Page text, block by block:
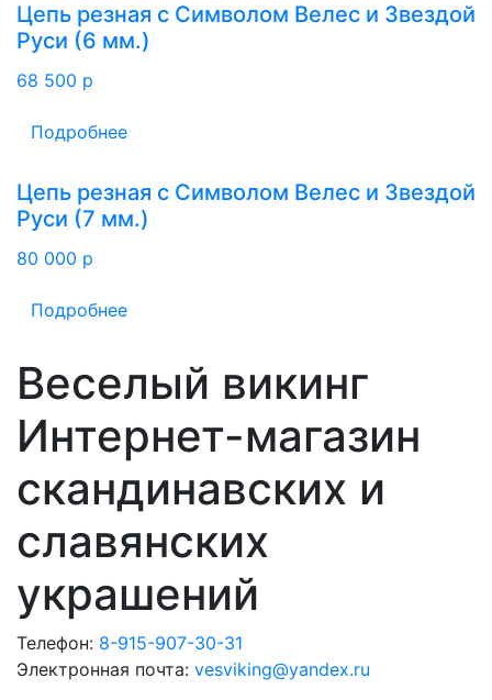
Цепь резная с Символом Велес и Звездой
Руси (6 мм.)
68 500 p
Подробнее
Цепь резная с Символом Велес и Звездой
Руси (7 мм.)
80 000 p
Подробнее
Веселый викинг
Интернет-магазин
скандинавских и
славянских
украшений
Телефон: 8-915-907-30-31
Электронная почта: vesviking@yandex.ru